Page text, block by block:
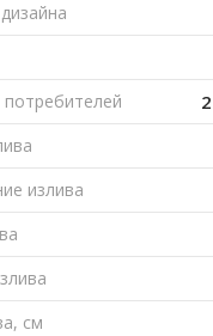
излива
см